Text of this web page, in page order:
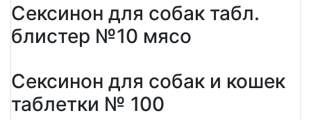
Сексинон для собак табл.
блистер №10 мясо
Сексинон для собак и кошек
таблетки № 100